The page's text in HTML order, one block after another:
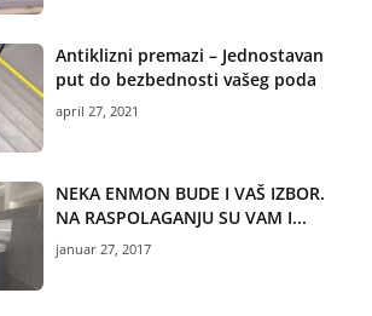
Antiklizni premazi – Jednostavan
put do bezbednosti vašeg poda
april 27, 2021
NEKA ENMON BUDE I VAŠ IZBOR.
NA RASPOLAGANJU SU VAM I...
januar 27, 2017